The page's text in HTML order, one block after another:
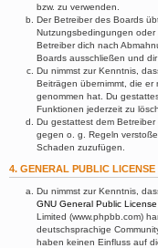
bzw. zu verwenden.
Der Betreiber des Boards
Nutzungsbedingungen
Betreiber dich nach
Boards ausschließen und
Du nimmst zur Kenntnis,
Beiträgen übernimmt, die er
genommen hat. Du
Funktionen jederzeit zu
Du gestattest dem
gegen o. g. Regeln
Schaden zuzufügen.
4. GENERAL PUBLIC LICENSE
Du nimmst zur Kenntnis,
GNU General Public License
Limited (www.phpbb.com)
deutschsprachige
haben keinen Einfluss auf